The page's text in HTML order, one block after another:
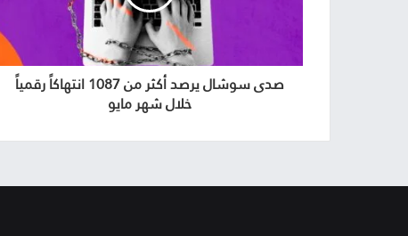
صدى سوشال يرصد أكثر من 1087 انتهاكاً رقمياً
خلال شهر مايو